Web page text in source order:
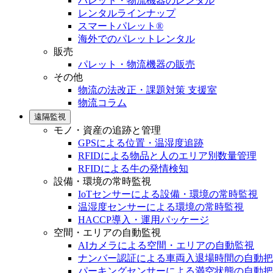
レンタルラインナップ
スマートパレット®
海外でのパレットレンタル
販売
パレット・物流機器の販売
その他
物流の法改正・課題対策 支援室
物流コラム
遠隔監視
モノ・資産の追跡と管理
GPSによる位置・温湿度追跡
RFIDによる物品と人のエリア別数量管理
RFIDによる牛の発情検知
設備・環境の常時監視
IoTセンサーによる設備・環境の常時監視
温湿度センサーによる環境の常時監視
HACCP導入・運用パッケージ
空間・エリアの自動監視
AIカメラによる空間・エリアの自動監視
ナンバー認証による車両入退場時間の自動